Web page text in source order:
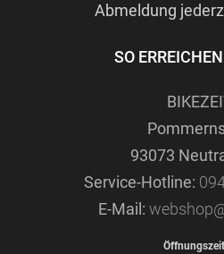
Abmeldung
SO
93073
Service-Hotline:
E-Mail: